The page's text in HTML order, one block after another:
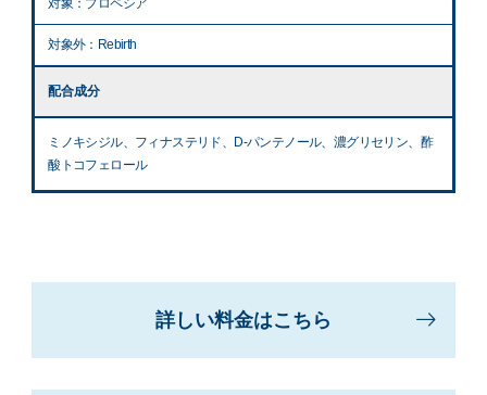
対象：プロペシア
対象外：Rebirth
配合成分
ミノキシジル、フィナステリド、D-パンテノール、濃グリセリン、酢
酸トコフェロール
詳しい料金はこちら